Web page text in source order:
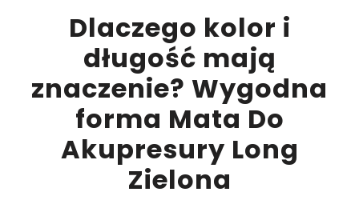
Dlaczego kolor i
długość mają
znaczenie? Wygodna
forma Mata Do
Akupresury Long
Zielona